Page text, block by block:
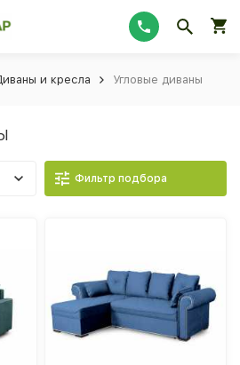
и кресла Угловые диваны
Фильтр подбора